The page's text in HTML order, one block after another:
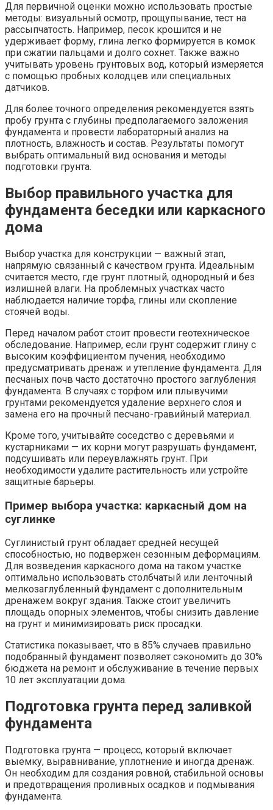
Для первичной оценки можно использовать простые
методы: визуальный осмотр, прощупывание, тест на
рассыпчатость. Например, песок крошится и не
удерживает форму, глина легко формируется в комок
при сжатии пальцами и долго сохнет. Также важно
учитывать уровень грунтовых вод, который измеряется
с помощью пробных колодцев или специальных
датчиков.
Для более точного определения рекомендуется взять
пробу грунта с глубины предполагаемого заложения
фундамента и провести лабораторный анализ на
плотность, влажность и состав. Результаты помогут
выбрать оптимальный вид основания и методы
подготовки грунта.
Выбор правильного участка для
фундамента беседки или каркасного
дома
Выбор участка для конструкции — важный этап,
напрямую связанный с качеством грунта. Идеальным
считается место, где грунт плотный, однородный и без
излишней влаги. На проблемных участках часто
наблюдается наличие торфа, глины или скопление
стоячей воды.
Перед началом работ стоит провести геотехническое
обследование. Например, если грунт содержит глину с
высоким коэффициентом пучения, необходимо
предусматривать дренаж и утепление фундамента. Для
песчаных почв часто достаточно простого заглубления
фундамента. В случаях с торфом или плывучими
грунтами рекомендуется удаление верхнего слоя и
замена его на прочный песчано-гравийный материал.
Кроме того, учитывайте соседство с деревьями и
кустарниками — их корни могут разрушать фундамент,
подсушивать или переувлажнять грунт. При
необходимости удалите растительность или устройте
защитные барьеры.
Пример выбора участка: каркасный дом на
суглинке
Суглинистый грунт обладает средней несущей
способностью, но подвержен сезонным деформациям.
Для возведения каркасного дома на таком участке
оптимально использовать столбчатый или ленточный
мелкозаглубленный фундамент с дополнительным
дренажем вокруг здания. Также стоит увеличить
площадь опорных элементов, чтобы снизить давление
на грунт и минимизировать риск просадки.
Статистика показывает, что в 85% случаев правильно
подобранный фундамент позволяет сэкономить до 30%
бюджета на ремонт и обслуживание в течение первых
10 лет эксплуатации дома.
Подготовка грунта перед заливкой
фундамента
Подготовка грунта — процесс, который включает
выемку, выравнивание, уплотнение и иногда дренаж.
Он необходим для создания ровной, стабильной основы
и предотвращения проливных осадков и подмывания
фундамента.